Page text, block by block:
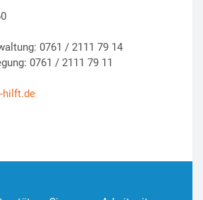
0761 / 2111 79 14
0761 / 2111 79 11
hilft.de